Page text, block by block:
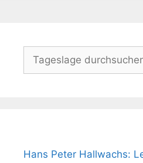
Suchen
Hans Peter Hallwachs: